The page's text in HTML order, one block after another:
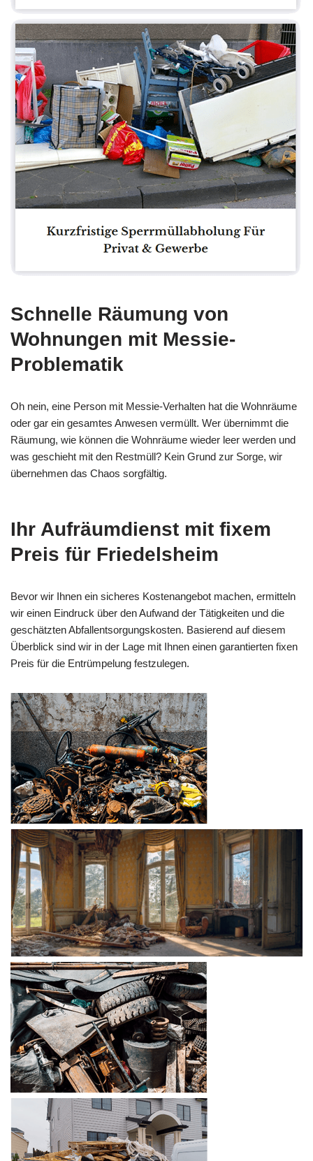
Schnelle Räumung von
Wohnungen mit Messie-
Problematik
Oh nein, eine Person mit Messie-Verhalten hat die Wohnräume
oder gar ein gesamtes Anwesen vermüllt. Wer übernimmt die
Räumung, wie können die Wohnräume wieder leer werden und
was geschieht mit den Restmüll? Kein Grund zur Sorge, wir
übernehmen das Chaos sorgfältig.
Ihr Aufräumdienst mit fixem
Preis für Friedelsheim
Bevor wir Ihnen ein sicheres Kostenangebot machen, ermitteln
wir einen Eindruck über den Aufwand der Tätigkeiten und die
geschätzten Abfallentsorgungskosten. Basierend auf diesem
Überblick sind wir in der Lage mit Ihnen einen garantierten fixen
Preis für die Entrümpelung festzulegen.